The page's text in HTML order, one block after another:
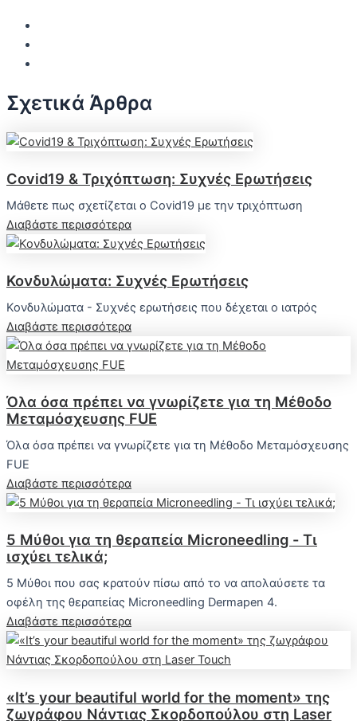
Σχετικά Άρθρα
Covid19 & Τριχόπτωση: Συχνές Ερωτήσεις
Μάθετε πως σχετίζεται ο Covid19 με την τριχόπτωση
Διαβάστε περισσότερα
Κονδυλώματα: Συχνές Ερωτήσεις
Κονδυλώματα - Συχνές ερωτήσεις που δέχεται ο ιατρός
Διαβάστε περισσότερα
Όλα όσα πρέπει να γνωρίζετε για τη Μέθοδο
Μεταμόσχευσης FUE
Όλα όσα πρέπει να γνωρίζετε για τη Μέθοδο Μεταμόσχευσης
FUE
Διαβάστε περισσότερα
5 Μύθοι για τη θεραπεία Microneedling - Τι
ισχύει τελικά;
5 Μύθοι που σας κρατούν πίσω από το να απολαύσετε τα
οφέλη της θεραπείας Microneedling Dermapen 4.
Διαβάστε περισσότερα
«It’s your beautiful world for the moment» της
ζωγράφου Νάντιας Σκορδοπούλου στη Laser